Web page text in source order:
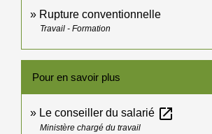
Rupture conventionnelle
Travail - Formation
Pour en savoir plus
Le conseiller du salarié open_in_new
Ministère chargé du travail